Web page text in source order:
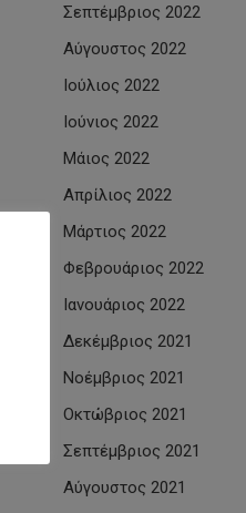
Σεπτέμβριος 2022
Αύγουστος 2022
Ιούλιος 2022
Ιούνιος 2022
Μάιος 2022
Απρίλιος 2022
Μάρτιος 2022
Φεβρουάριος 2022
Ιανουάριος 2022
Δεκέμβριος 2021
Νοέμβριος 2021
Οκτώβριος 2021
Σεπτέμβριος 2021
Αύγουστος 2021